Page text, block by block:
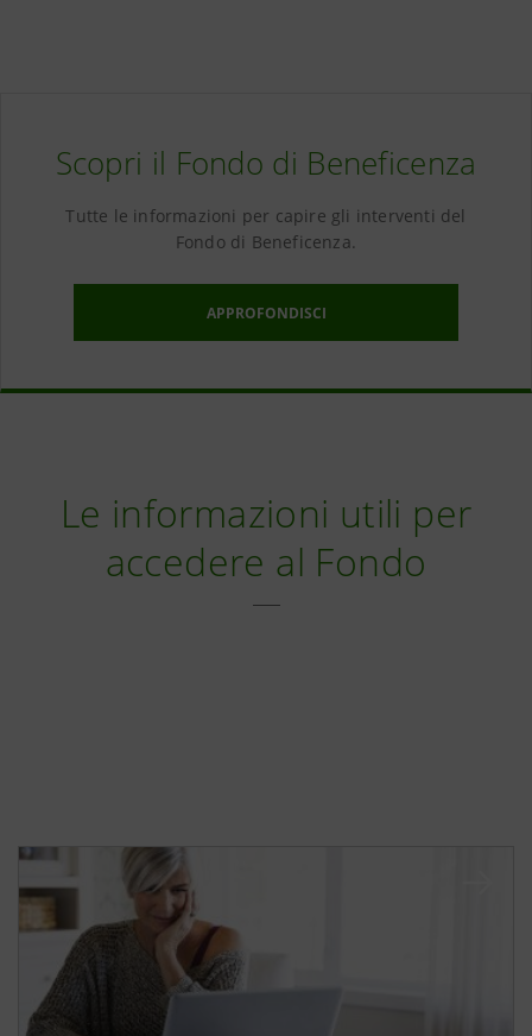
Scopri il Fondo di Beneficenza
Tutte le informazioni per capire gli interventi del
Fondo di Beneficenza.
APPROFONDISCI
Le informazioni utili per
accedere al Fondo